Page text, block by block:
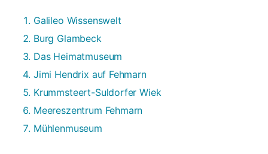
Galileo Wissenswelt
Burg Glambeck
Das Heimatmuseum
Jimi Hendrix auf Fehmarn
Krummsteert-Suldorfer Wiek
Meereszentrum Fehmarn
Mühlenmuseum